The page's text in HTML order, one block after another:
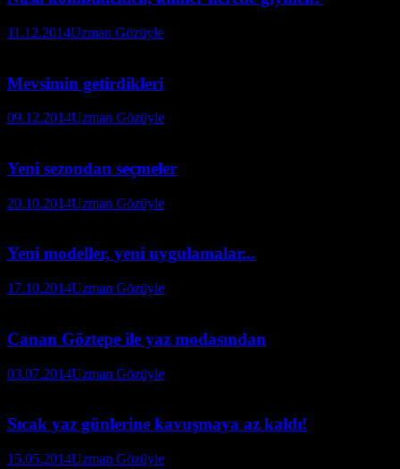
11.12.2014Uzman Gözüyle
Mevsimin getirdikleri
09.12.2014Uzman Gözüyle
Yeni sezondan seçmeler
20.10.2014Uzman Gözüyle
Yeni modeller, yeni uygulamalar...
17.10.2014Uzman Gözüyle
Canan Göztepe ile yaz modasından
03.07.2014Uzman Gözüyle
Sıcak yaz günlerine kavuşmaya az kaldı!
15.05.2014Uzman Gözüyle